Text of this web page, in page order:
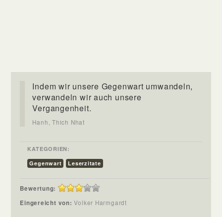
Indem wir unsere Gegenwart umwandeln,
verwandeln wir auch unsere
Vergangenheit.
Hanh, Thich Nhat
KATEGORIEN:
Gegenwart
Leserzitate
Bewertung:
Eingereicht von:Volker Harmgardt